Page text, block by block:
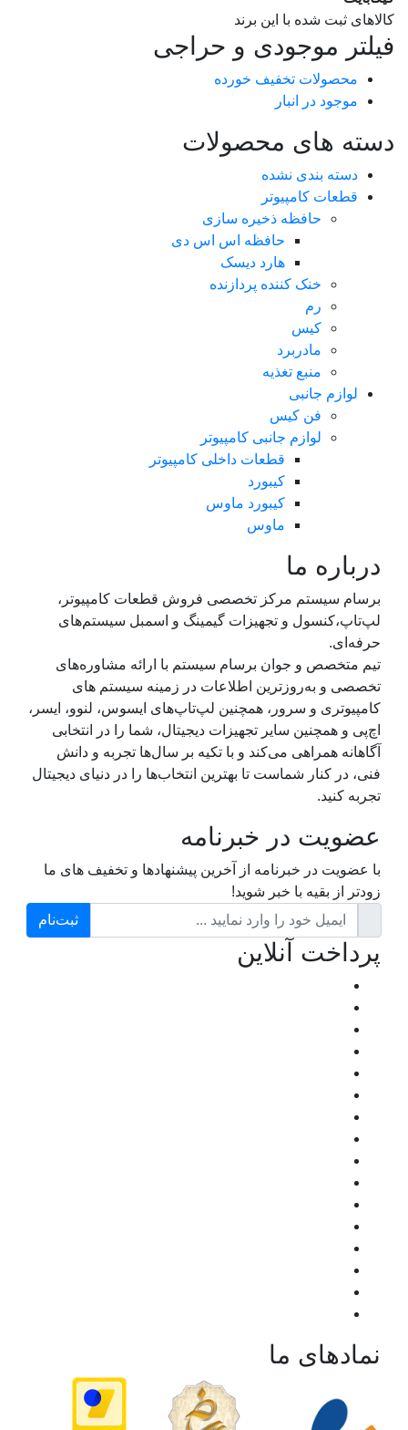
کالاهای ثبت شده با این برند
فیلتر موجودی و حراجی
محصولات تخفیف خورده
موجود در انبار
دسته های محصولات
دسته بندی نشده
قطعات کامپیوتر
حافظه ذخیره سازی
حافظه اس اس دی
هارد دیسک
خنک کننده پردازنده
رم
کیس
مادربرد
منبع تغذیه
لوازم جانبی
فن کیس
لوازم جانبی کامپیوتر
قطعات داخلی کامپیوتر
کیبورد
کیبورد ماوس
ماوس
درباره ما
برسام سیستم مرکز تخصصی فروش قطعات کامپیوتر،
لپ‌تاپ،کنسول و تجهیزات گیمینگ و اسمبل سیستم‌های
حرفه‌ای.
تیم متخصص و جوان برسام سیستم با ارائه مشاوره‌های
تخصصی و به‌روزترین اطلاعات در زمینه سیستم های
کامپیوتری و سرور، همچنین لپ‌تاپ‌های ایسوس، لنوو، ایسر،
اچ‌پی و همچنین سایر تجهیزات دیجیتال، شما را در انتخابی
آگاهانه همراهی می‌کند و با تکیه بر سال‌ها تجربه و دانش
فنی، در کنار شماست تا بهترین انتخاب‌ها را در دنیای دیجیتال
تجربه کنید.
عضویت در خبرنامه
با عضویت در خبرنامه از آخرین پیشنهادها و تخفیف های ما
زودتر از بقیه با خبر شوید!
ثبت‌نام
پرداخت آنلاین
نمادهای ما